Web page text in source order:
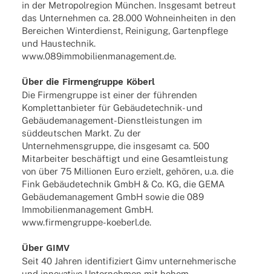
in der Metro­pol­re­gion München. Insge­samt betreut
das Unter­neh­men ca. 28.000 Wohn­ein­hei­ten in den
Berei­chen Winter­dienst, Reini­gung, Garten­pflege
und Haus­tech­nik.
www.089immobilienmanagement.de.
Über die Firmen­gruppe Köberl
Die Firmen­gruppe ist einer der führen­den
Komplett­an­bie­ter für Gebäu­­de­­tech­­nik- und
Gebäu­­de­­ma­­na­ge­­ment-Diens­t­­leis­­tun­­gen im
süddeut­schen Markt. Zu der
Unter­neh­mens­gruppe, die insge­samt ca. 500
Mitar­bei­ter beschäf­tigt und eine Gesamt­leis­tung
von über 75 Millio­nen Euro erzielt, gehö­ren, u.a. die
Fink Gebäu­de­tech­nik GmbH & Co. KG, die GEMA
Gebäu­de­ma­nage­ment GmbH sowie die 089
Immo­bi­li­en­ma­nage­ment GmbH.
www.firmengruppe-koeberl.de.
Über GIMV
Seit 40 Jahren iden­ti­fi­ziert Gimv unter­neh­me­ri­sche